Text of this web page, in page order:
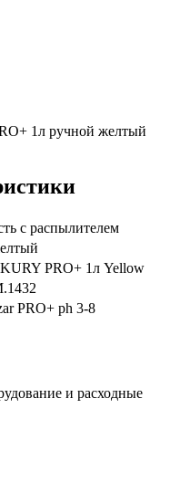
1л ручной желтый
с распылителем
PRO+ 1л Yellow
PRO+ ph 3-8
и расходные